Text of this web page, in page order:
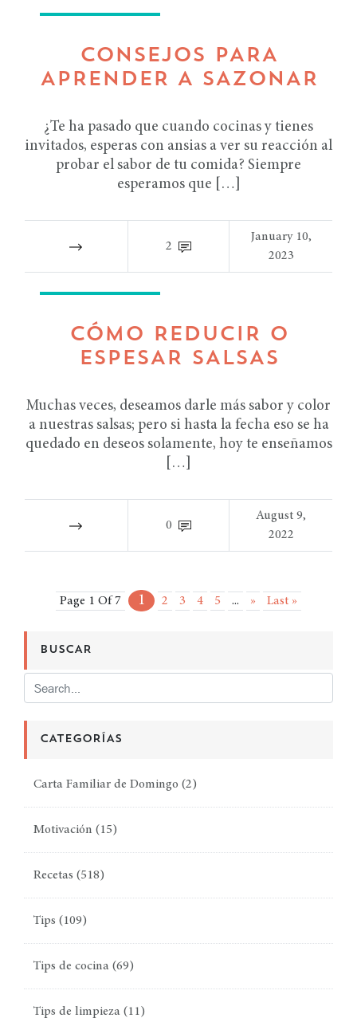
CONSEJOS PARA
APRENDER A SAZONAR
¿Te ha pasado que cuando cocinas y tienes
invitados, esperas con ansias a ver su reacción al
probar el sabor de tu comida? Siempre
esperamos que […]
2
January 10,
2023
CÓMO REDUCIR O
ESPESAR SALSAS
Muchas veces, deseamos darle más sabor y color
a nuestras salsas; pero si hasta la fecha eso se ha
quedado en deseos solamente, hoy te enseñamos
[…]
0
August 9,
2022
Page 1 Of 7 1 2 3 4 5 ... » Last »
BUSCAR
CATEGORÍAS
Carta Familiar de Domingo (2)
Motivación (15)
Recetas (518)
Tips (109)
Tips de cocina (69)
Tips de limpieza (11)